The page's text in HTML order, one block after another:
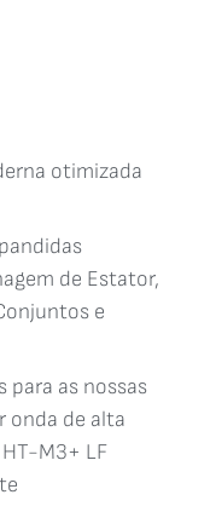
otimizada
de Estator,
e
para as nossas
onda de alta
M3+ LF